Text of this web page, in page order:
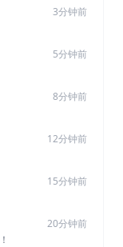
3分钟前
5分钟前
8分钟前
12分钟前
15分钟前
20分钟前